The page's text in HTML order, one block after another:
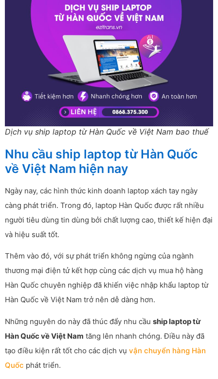
Dịch vụ ship laptop từ Hàn Quốc về Việt Nam bao thuế
Nhu cầu ship laptop từ Hàn Quốc
về Việt Nam hiện nay
Ngày nay, các hình thức kinh doanh laptop xách tay ngày
càng phát triển. Trong đó, laptop Hàn Quốc được rất nhiều
người tiêu dùng tin dùng bởi chất lượng cao, thiết kế hiện đại
và hiệu suất tốt.
Thêm vào đó, với sự phát triển không ngừng của ngành
thương mại điện tử kết hợp cùng các dịch vụ mua hộ hàng
Hàn Quốc chuyên nghiệp đã khiến việc nhập khẩu laptop từ
Hàn Quốc về Việt Nam trở nên dễ dàng hơn.
Những nguyên do này đã thúc đẩy nhu cầu ship laptop từ
Hàn Quốc về Việt Nam tăng lên nhanh chóng. Điều này đã
tạo điều kiện rất tốt cho các dịch vụ vận chuyển hàng Hàn
Quốc phát triển.